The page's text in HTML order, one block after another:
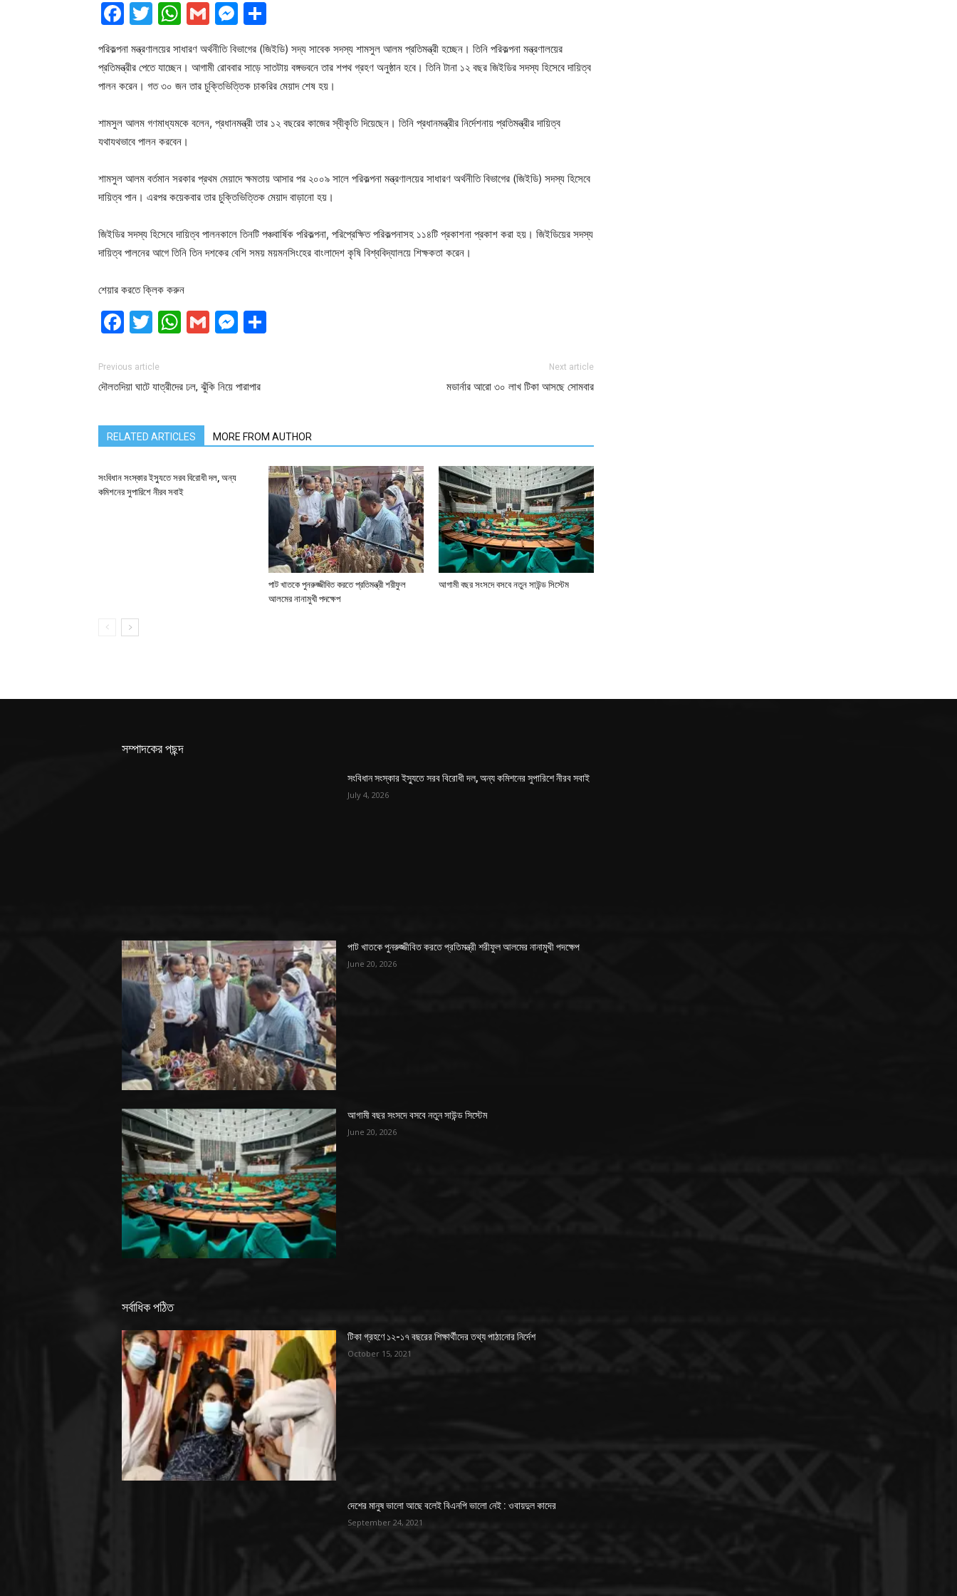
Facebook
Twitter
WhatsApp
GmailMessenger
পরিকল্পনা মন্ত্রণালয়ের সাধারণ অর্থনীতি বিভাগের (জিইডি) সদ্য সাবেক সদস্য শামসুল আলম প্রতিমন্ত্রী হচ্ছেন। তিনি পরিকল্পনা মন্ত্রণালয়ের
প্রতিমন্ত্রীর পেতে যাচ্ছেন। আগামী রোববার সাড়ে সাতটায় বঙ্গভবনে তার শপথ গ্রহণ অনুষ্ঠান হবে। তিনি টানা ১২ বছর জিইডির সদস্য হিসেবে দায়িত্ব
পালন করেন। গত ৩০ জন তার চুক্তিভিত্তিক চাকরির মেয়াদ শেষ হয়।
শামসুল আলম গণমাধ্যমকে বলেন, প্রধানমন্ত্রী তার ১২ বছরের কাজের স্বীকৃতি দিয়েছেন। তিনি প্রধানমন্ত্রীর নির্দেশনায় প্রতিমন্ত্রীর দায়িত্ব
যথাযথভাবে পালন করবেন।
শামসুল আলম বর্তমান সরকার প্রথম মেয়াদে ক্ষমতায় আসার পর ২০০৯ সালে পরিকল্পনা মন্ত্রণালয়ের সাধারণ অর্থনীতি বিভাগের (জিইডি) সদস্য হিসেবে
দায়িত্ব পান। এরপর কয়েকবার তার চুক্তিভিত্তিক মেয়াদ বাড়ানো হয়।
জিইডির সদস্য হিসেবে দায়িত্ব পালনকালে তিনটি পঞ্চবার্ষিক পরিকল্পনা, পরিপ্রেক্ষিত পরিকল্পনাসহ ১১৪টি প্রকাশনা প্রকাশ করা হয়। জিইডিয়ের সদস্য
দায়িত্ব পালনের আগে তিনি তিন দশকের বেশি সময় ময়মনসিংহের বাংলাদেশ কৃষি বিশ্ববিদ্যালয়ে শিক্ষকতা করেন।
শেয়ার করতে ক্লিক করুন
Facebook
Twitter
WhatsApp
GmailMessenger
Previous article
দৌলতদিয়া ঘাটে যাত্রীদের ঢল, ঝুঁকি নিয়ে পারাপার
Next article
মডার্নার আরো ৩০ লাখ টিকা আসছে সোমবার
RELATED ARTICLES MORE FROM AUTHOR
সংবিধান সংস্কার ইস্যুতে সরব বিরোধী দল, অন্য
কমিশনের সুপারিশে নীরব সবাই
পাট খাতকে পুনরুজ্জীবিত করতে প্রতিমন্ত্রী শরীফুল
আলমের নানামুখী পদক্ষেপ
আগামী বছর সংসদে বসবে নতুন সাউন্ড সিস্টেম
সম্পাদকের পছন্দ
সংবিধান সংস্কার ইস্যুতে সরব বিরোধী দল, অন্য কমিশনের সুপারিশে নীরব সবাই
July 4, 2026
পাট খাতকে পুনরুজ্জীবিত করতে প্রতিমন্ত্রী শরীফুল আলমের নানামুখী পদক্ষেপ
June 20, 2026
আগামী বছর সংসদে বসবে নতুন সাউন্ড সিস্টেম
June 20, 2026
সর্বাধিক পঠিত
টিকা গ্রহণে ১২-১৭ বছরের শিক্ষার্থীদের তথ্য পাঠানোর নির্দেশ
October 15, 2021
দেশের মানুষ ভালো আছে বলেই বিএনপি ভালো নেই : ওবায়দুল কাদের
September 24, 2021